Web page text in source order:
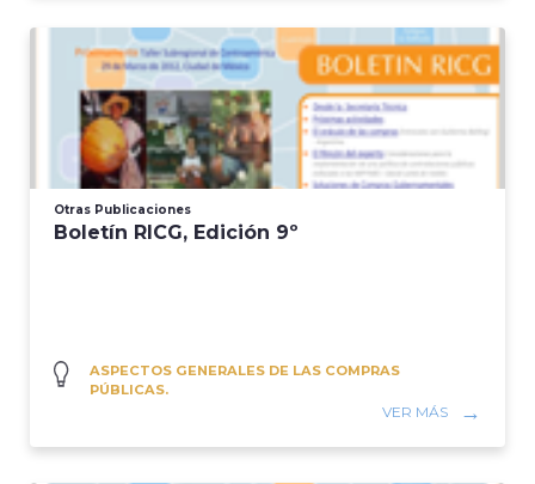
Otras Publicaciones
Boletín RICG, Edición 9º
ASPECTOS GENERALES DE LAS COMPRAS
PÚBLICAS.
VER MÁS